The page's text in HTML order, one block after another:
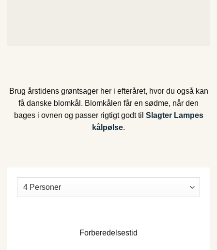
Brug årstidens grøntsager her i efteråret, hvor du også kan
få danske blomkål. Blomkålen får en sødme, når den
bages i ovnen og passer rigtigt godt til Slagter Lampes
kålpølse.
Forberedelsestid